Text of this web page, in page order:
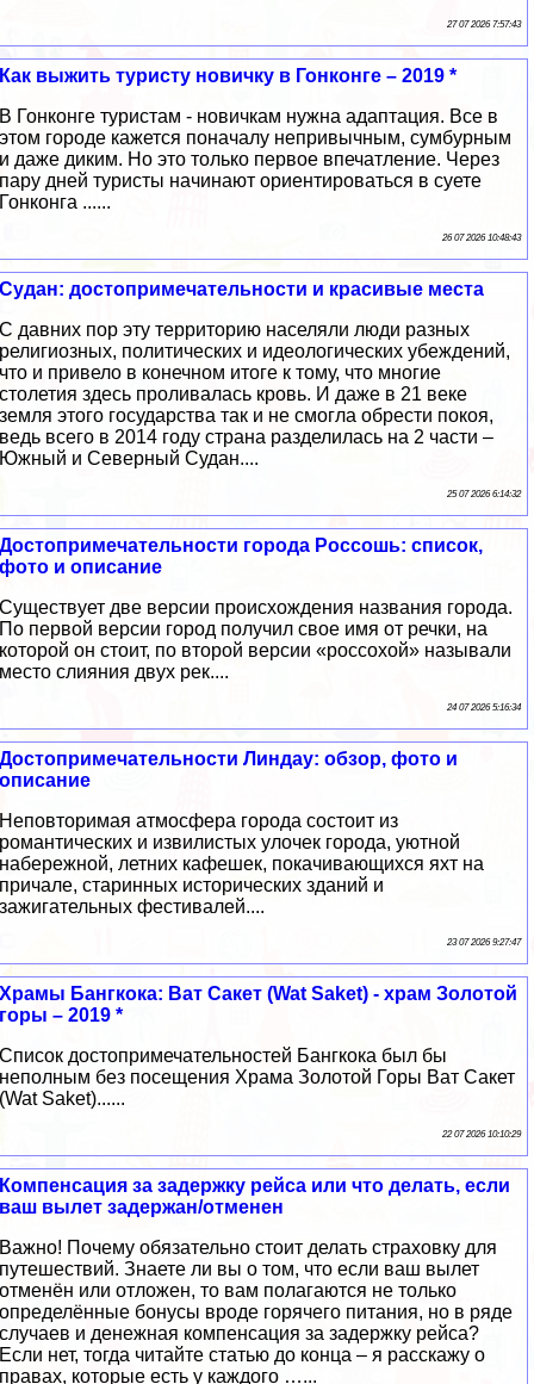
27 07 2026 7:57:43
Как выжить туристу новичку в Гонконге – 2019 *
В Гонконге туристам - новичкам нужна адаптация. Все в
этом городе кажется поначалу непривычным, сумбурным
и даже диким. Но это только первое впечатление. Через
пару дней туристы начинают ориентироваться в суете
Гонконга ......
26 07 2026 10:48:43
Судан: достопримечательности и красивые места
С давних пор эту территорию населяли люди разных
религиозных, политических и идеологических убеждений,
что и привело в конечном итоге к тому, что многие
столетия здесь проливалась кровь. И даже в 21 веке
земля этого государства так и не смогла обрести покоя,
ведь всего в 2014 году страна разделилась на 2 части –
Южный и Северный Судан....
25 07 2026 6:14:32
Достопримечательности города Россошь: список,
фото и описание
Существует две версии происхождения названия города.
По первой версии город получил свое имя от речки, на
которой он стоит, по второй версии «россохой» называли
место слияния двух рек....
24 07 2026 5:16:34
Достопримечательности Линдау: обзор, фото и
описание
Неповторимая атмосфера города состоит из
романтических и извилистых улочек города, уютной
набережной, летних кафешек, покачивающихся яхт на
причале, старинных исторических зданий и
зажигательных фестивалей....
23 07 2026 9:27:47
Храмы Бангкока: Ват Сакет (Wat Saket) - храм Золотой
горы – 2019 *
Список достопримечательностей Бангкока был бы
неполным без посещения Храма Золотой Горы Ват Сакет
(Wat Saket)......
22 07 2026 10:10:29
Компенсация за задержку рейса или что делать, если
ваш вылет задержан/отменен
Важно! Почему обязательно стоит делать страховку для
путешествий. Знаете ли вы о том, что если ваш вылет
отменён или отложен, то вам полагаются не только
определённые бонусы вроде горячего питания, но в ряде
случаев и денежная компенсация за задержку рейса?
Если нет, тогда читайте статью до конца – я расскажу о
правах, которые есть у каждого …...